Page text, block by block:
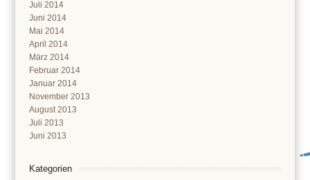
Juli 2014
Juni 2014
Mai 2014
April 2014
März 2014
Februar 2014
Januar 2014
November 2013
August 2013
Juli 2013
Juni 2013
Kategorien